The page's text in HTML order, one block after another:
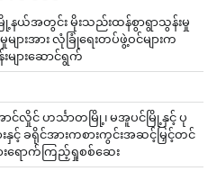
နယ်အတွင်း မိုးသည်းထန်စွာရွာသွန်းမှု
ျားအား လုံခြုံရေးတပ်ဖွဲ့ဝင်များက
ားဆောင်ရွက်
ာင်လှိုင် ဟင်္သာတမြို့၊ မအူပင်မြို့နှင့် ပု
င့် ခရိုင်အားကစားကွင်းအဆင့်မြှင့်တင်
းရောက်ကြည့်ရှုစစ်ဆေး